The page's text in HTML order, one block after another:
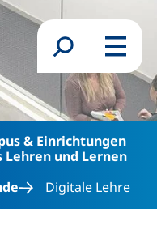
zum Inhalt
Suchformular
Menü
& Einrichtungen
und Lernen
Digitale Lehre